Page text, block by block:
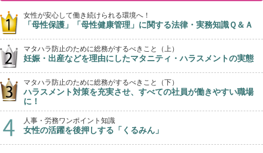
女性が安心して働き続けられる環境へ！
「母性保護」「母性健康管理」に関する法律・実務知識Ｑ＆Ａ
マタハラ防止のために総務がするべきこと（上）
妊娠・出産などを理由にしたマタニティ・ハラスメントの実態
マタハラ防止のために総務がするべきこと（下）
ハラスメント対策を充実させ、すべての社員が働きやすい職場
に！
人事・労務ワンポイント知識
女性の活躍を後押しする「くるみん」